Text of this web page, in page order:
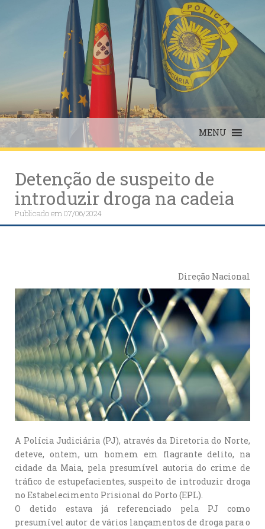
MENU
Detenção de suspeito de
introduzir droga na cadeia
Publicado em07/06/2024
Direção Nacional
A Polícia Judiciária (PJ), através da Diretoria do Norte,
deteve, ontem, um homem em flagrante delito, na
cidade da Maia, pela presumível autoria do crime de
tráfico de estupefacientes, suspeito de introduzir droga
no Estabelecimento Prisional do Porto (EPL).
O detido estava já referenciado pela PJ como
presumível autor de vários lançamentos de droga para o